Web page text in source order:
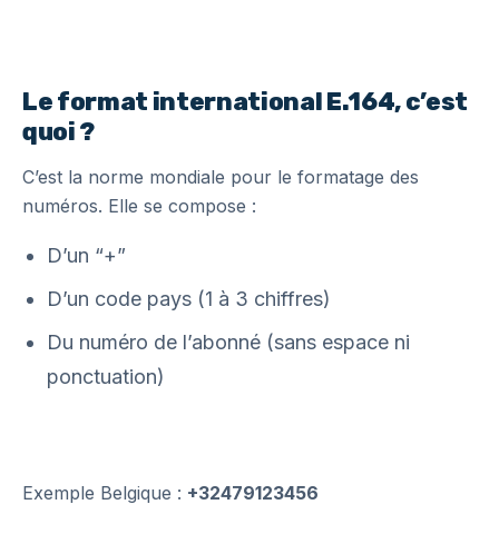
Le format international E.164, c’est
quoi ?
C’est la norme mondiale pour le formatage des
numéros. Elle se compose :
D’un “+”
D’un code pays (1 à 3 chiffres)
Du numéro de l’abonné (sans espace ni
ponctuation)
Exemple Belgique : +32479123456